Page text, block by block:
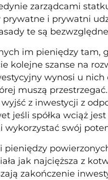
zarządcami
i prywatni
te są
im pieniędzy tam,
kolejne szanse na
wynosi u nich
muszą
z inwestycji z
jeśli spółka wciąż
swój
pieniędzy
jak najcięższa z
zakończenie